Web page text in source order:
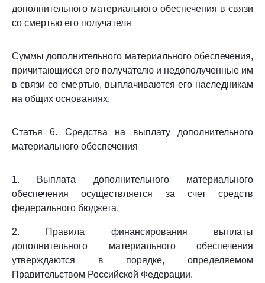
дополнительного материального обеспечения в связи
со смертью его получателя
Суммы дополнительного материального обеспечения,
причитающиеся его получателю и недополученные им
в связи со смертью, выплачиваются его наследникам
на общих основаниях.
Статья 6. Средства на выплату дополнительного
материального обеспечения
1. Выплата дополнительного материального
обеспечения осуществляется за счет средств
федерального бюджета.
2. Правила финансирования выплаты
дополнительного материального обеспечения
утверждаются в порядке, определяемом
Правительством Российской Федерации.